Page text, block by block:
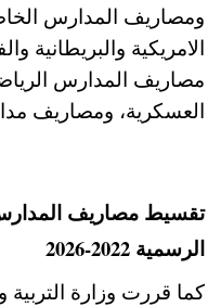
ومصاريف المدارس
الامريكية والبريطانية
مصاريف المدارس
العسكرية، ومصاريف
تقسيط مصاريف المدارس
الرسمية 2022-2026
كما قررت وزارة التربية